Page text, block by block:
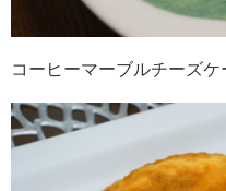
コーヒーマーブルチーズ